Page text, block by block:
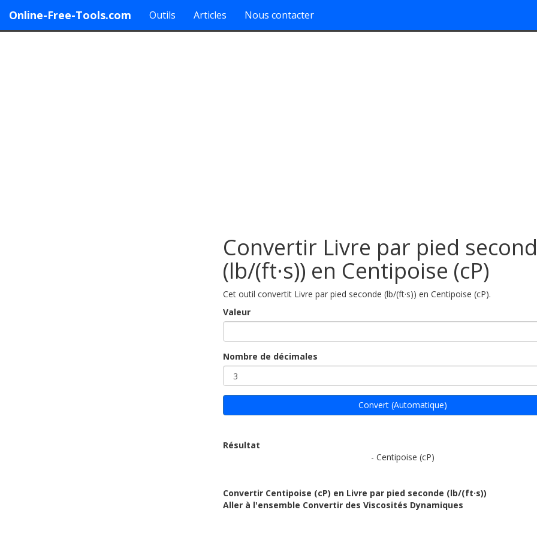
Online-Free-Tools.com Outils Articles Nous contacter
Convertir Livre par pied
(lb/(ft·s)) en Centipoise (cP)
Cet outil convertit Livre par pied seconde (lb/(ft·s)) en Centipoise (cP).
Valeur
Nombre de décimales
Convert (Automatique)
Résultat
- Centipoise (cP)
Convertir Centipoise (cP) en Livre par pied seconde (lb/(ft·s))
Aller à l'ensemble Convertir des Viscosités Dynamiques